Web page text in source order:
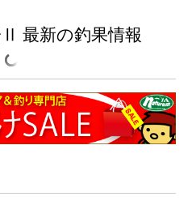
最新の釣果情報